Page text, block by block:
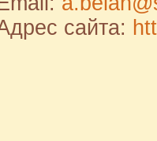
сайта: